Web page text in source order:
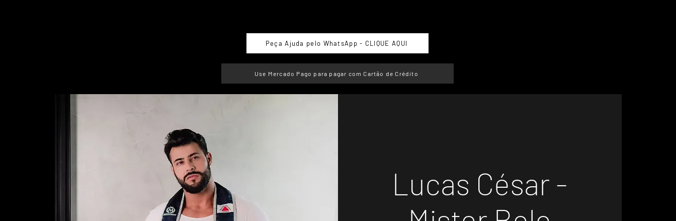
Peça Ajuda pelo WhatsApp - CLIQUE AQUI
Use Mercado Pago para pagar com Cartão de Crédito
Lucas César -